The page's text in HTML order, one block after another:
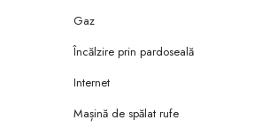
Gaz
Încălzire prin pardoseală
Internet
Mașină de spălat rufe